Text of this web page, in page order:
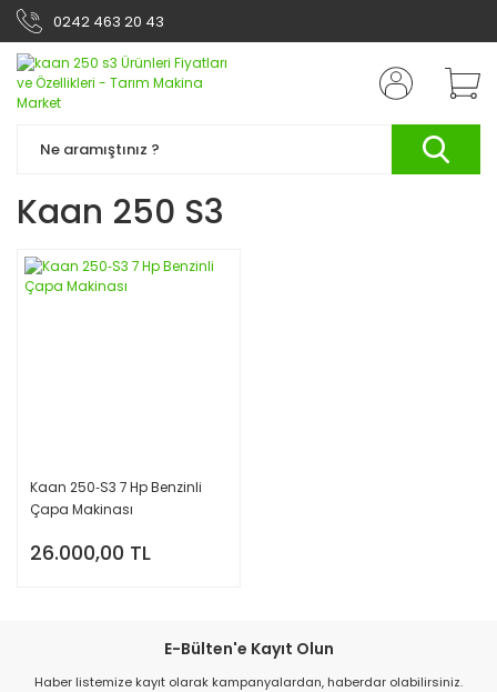
0242 463 20 43
Kaan 250 S3
Kaan 250‑S3 7 Hp Benzinli
Çapa Makinası
26.000,00 TL
E-Bülten'e Kayıt Olun
Haber listemize kayıt olarak kampanyalardan, haberdar olabilirsiniz.